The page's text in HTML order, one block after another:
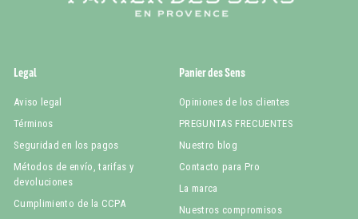
Legal
Aviso legal
Términos
Seguridad en los pagos
Métodos de envío, tarifas y
devoluciones
Cumplimiento de la CCPA
Panier des Sens
Opiniones de los clientes
PREGUNTAS FRECUENTES
Nuestro blog
Contacto para Pro
La marca
Nuestros compromisos